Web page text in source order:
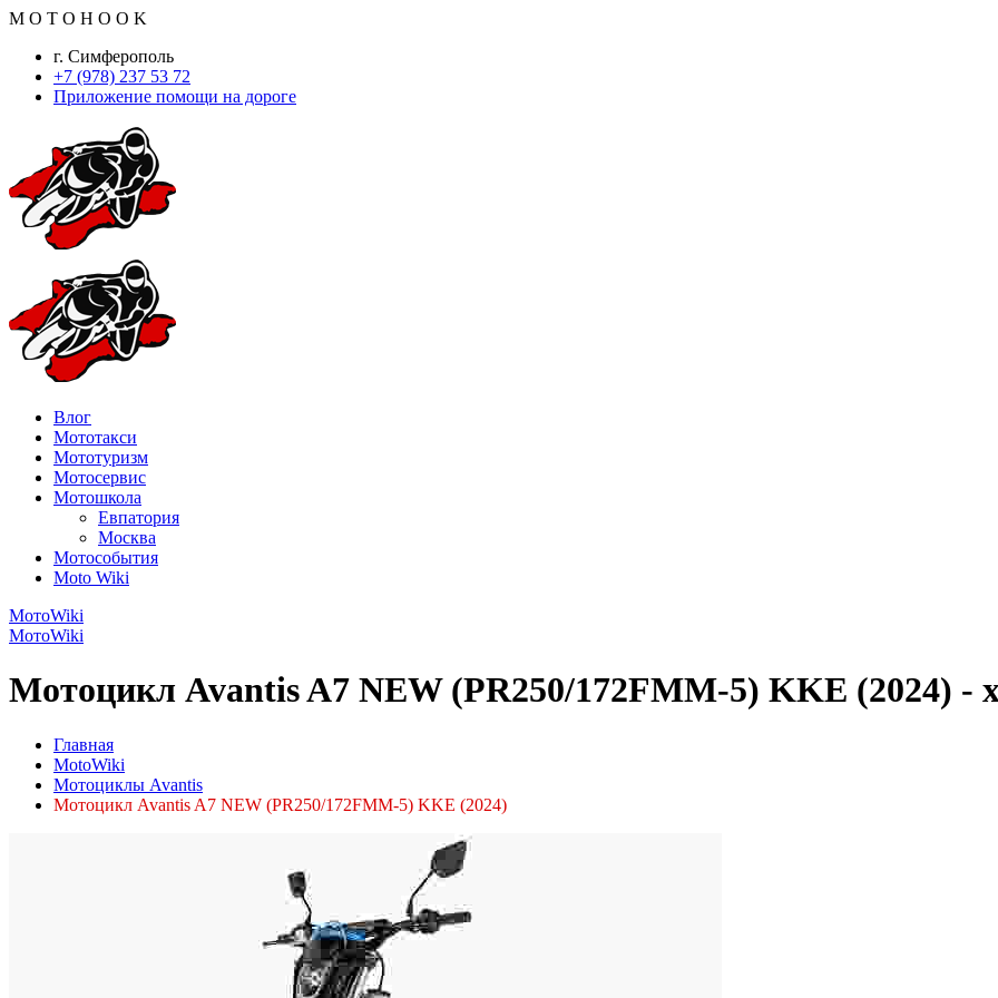
M O T O H O O K
г. Симферополь
+7 (978) 237 53 72
Приложение помощи на дороге
Влог
Мототакси
Мототуризм
Мотосервис
Мотошкола
Евпатория
Москва
Мотособытия
Moto Wiki
МотоWiki
МотоWiki
Мотоцикл Avantis A7 NEW (PR250/172FMM-5) KKE (2024) -
Главная
MotoWiki
Мотоциклы Avantis
Мотоцикл Avantis A7 NEW (PR250/172FMM-5) KKE (2024)